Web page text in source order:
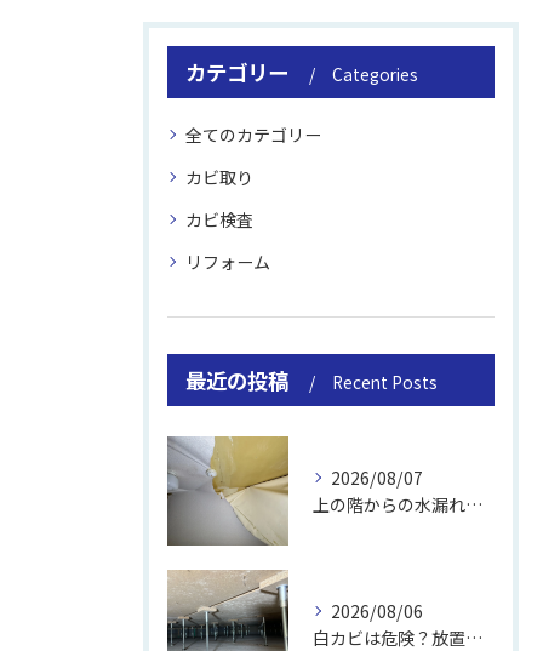
カテゴリー Categories
全てのカテゴリー
カビ取り
カビ検査
リフォーム
最近の投稿 Recent Posts
2026/08/07
上の階からの水漏れでカビ｜対処法と業者
2026/08/06
白カビは危険？放置のリスクと取り方